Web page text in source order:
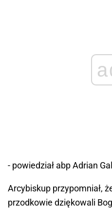
- powiedział abp Adrian
Arcybiskup przypomniał,
przodkowie dziękowali